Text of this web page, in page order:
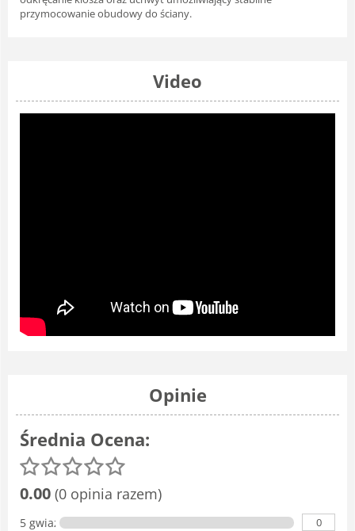
przymocowanie obudowy do ściany.
Video
Opinie
Średnia Ocena:
0.00 (0 opinia razem)
5 gwiazdka 0